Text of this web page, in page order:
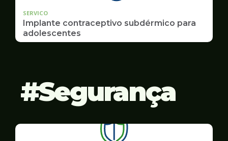
SERVICO
Implante contraceptivo subdérmico para
adolescentes
Segurança